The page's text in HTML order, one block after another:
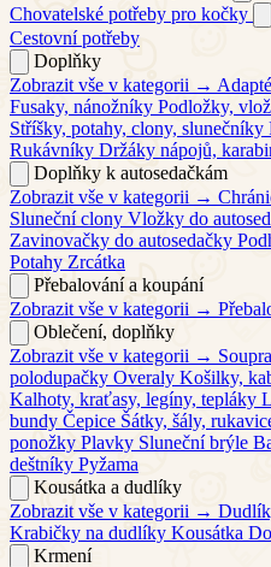
Chovatelské potřeby pro kočky
Cestovní potřeby
Doplňky
Zobrazit vše v kategorii →
Fusaky, nánožníky Podložky,
Stříšky, potahy, clony, slunečníky
Rukávníky Držáky nápojů,
Doplňky k autosedačkám
Zobrazit vše v kategorii →
Sluneční clony Vložky do
Zavinovačky do autosedačky
Potahy Zrcátka
Přebalování a koupání
Zobrazit vše v kategorii →
Oblečení, doplňky
Zobrazit vše v kategorii →
polodupačky Overaly Košilky,
Kalhoty, kraťasy, legíny, tepláky
bundy Čepice Šátky, šály,
ponožky Plavky Sluneční brýle
deštníky Pyžama
Kousátka a dudlíky
Zobrazit vše v kategorii →
Krabičky na dudlíky Kousátka
Krmení